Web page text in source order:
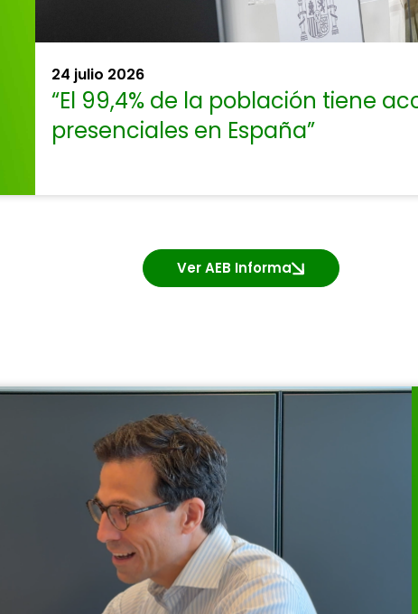
24 julio 2026
“El 99,4% de la población tiene
presenciales en España”
Ver AEB Informa